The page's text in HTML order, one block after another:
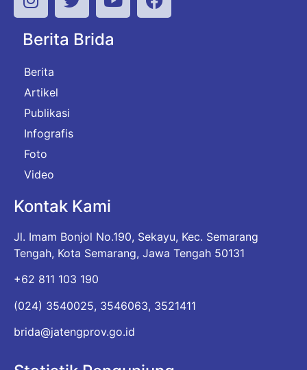
Berita Brida
Berita
Artikel
Publikasi
Infografis
Foto
Video
Kontak Kami
Jl. Imam Bonjol No.190, Sekayu, Kec. Semarang
Tengah, Kota Semarang, Jawa Tengah 50131
+62 811 103 190
(024) 3540025, 3546063, 3521411
brida@jatengprov.go.id